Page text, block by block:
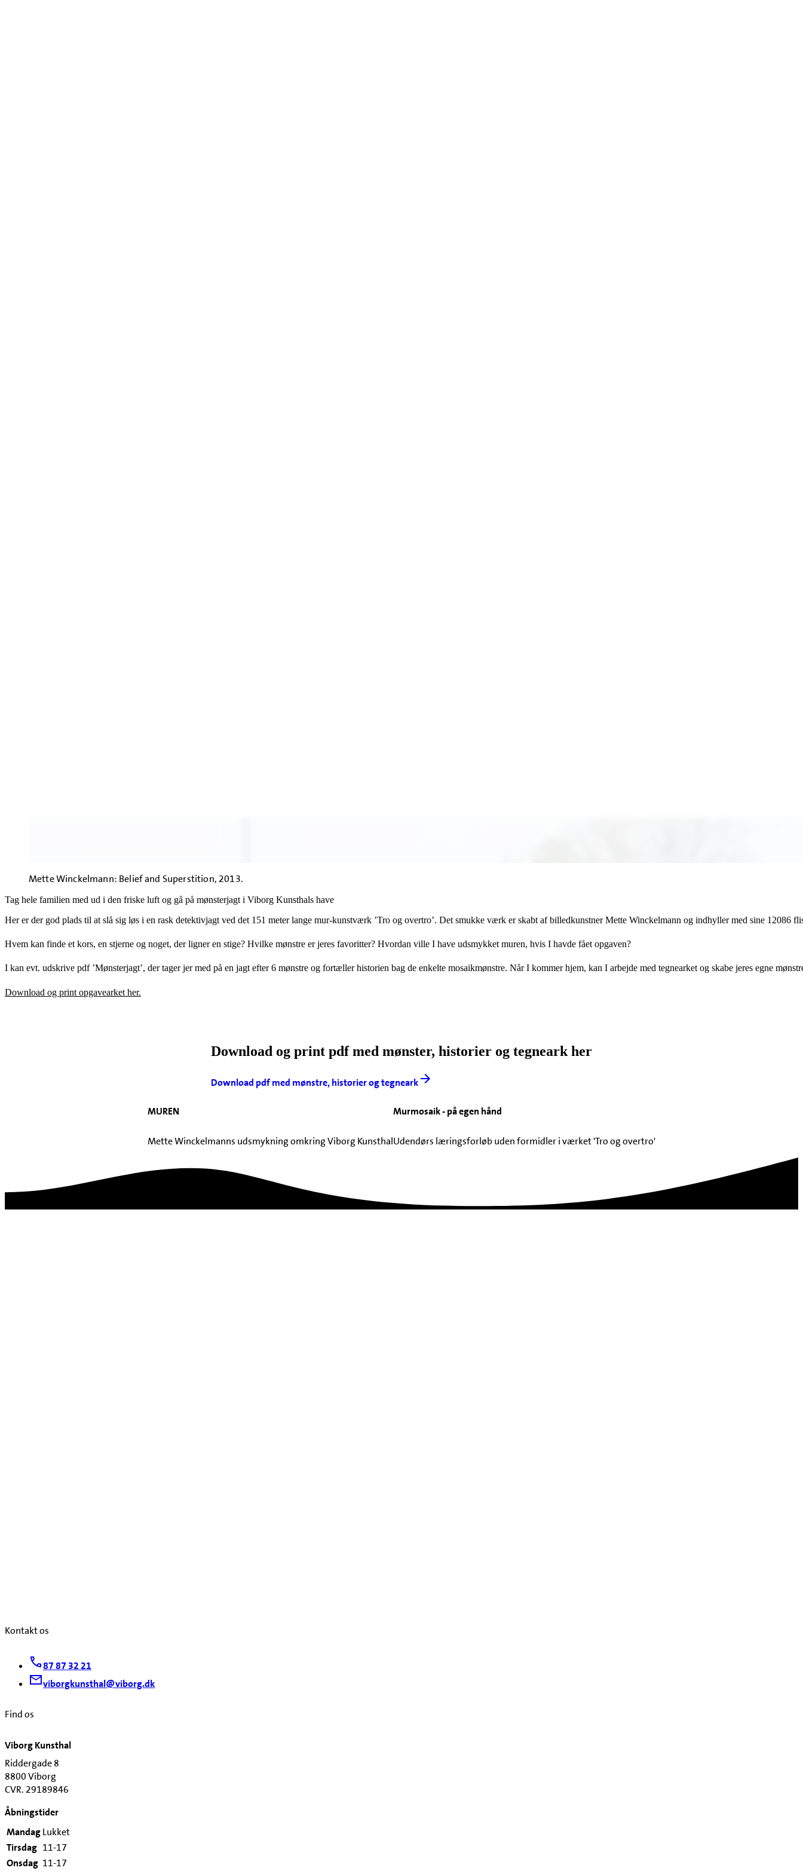
Mette Winckelmann: Belief and Superstition, 2013.
Tag hele familien med ud i den friske luft og gå på mønsterjagt i Viborg Kunsthals have
Her er der god plads til at slå sig løs i en rask detektivjagt ved det 151 meter lange mur-kunstværk ’Tro og overtro’. Det smukke værk er skabt af billedkunstner Mette Winckelmann og indhyller med sine 12086
Hvem kan finde et kors, en stjerne og noget, der ligner en stige? Hvilke mønstre er jeres favoritter? Hvordan ville I have udsmykket muren, hvis I havde fået opgaven?
I kan evt. udskrive pdf ’Mønsterjagt’, der tager jer med på en jagt efter 6 mønstre og fortæller historien bag de enkelte mosaikmønstre. Når I kommer hjem, kan I arbejde med tegnearket og skabe jeres egne
Download og print opgavearket her.
Download og print pdf med mønster, historier og tegneark her
Download pdf med mønstre, historier og tegneark
MUREN
Mette Winckelmanns udsmykning omkring Viborg Kunsthal
Murmosaik - på egen hånd
Udendørs læringsforløb uden formidler i værket 'Tro og overtro'
Kontakt os
87 87 32 21
viborgkunsthal@viborg.dk
Find os
Viborg Kunsthal
Riddergade 8
8800 Viborg
CVR. 29189846
Åbningstider
MandagLukket
Tirsdag 11-17
Onsdag 11-17